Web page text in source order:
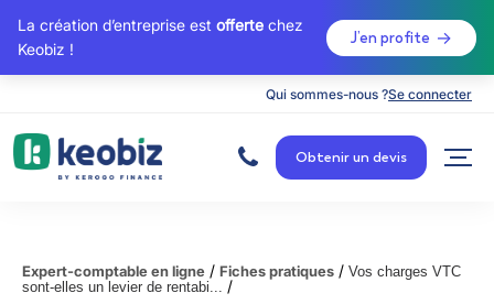
La création d’entreprise est offerte chez
Keobiz !
J’en profite
Qui sommes-nous ?Se connecter
c
c
u
Obtenir un devis
Expert-comptable en ligne / Fiches pratiques / Vos charges VTC
sont-elles un levier de rentabi... /